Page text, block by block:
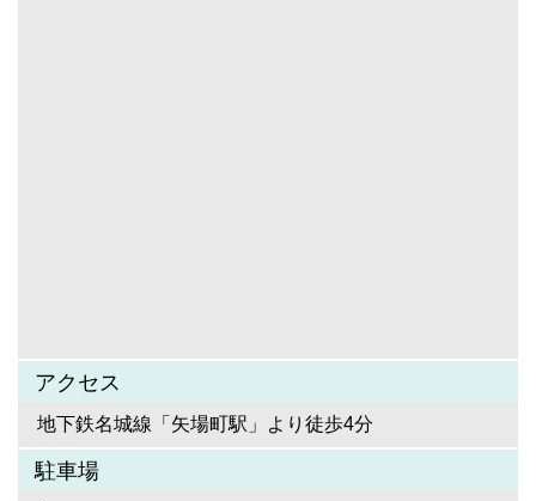
アクセス
地下鉄名城線「矢場町駅」より徒歩4分
駐車場